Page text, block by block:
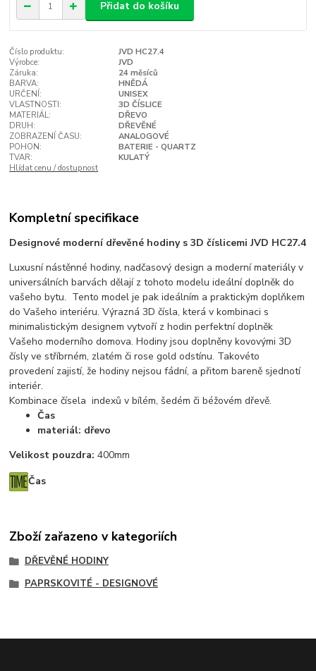
Přidat do košíku
Číslo produktu:
JVD HC27.4
Výrobce:
JVD
Záruka:
24 měsíců
BARVA:
HNĚDÁ
URČENÍ:
UNISEX
VLASTNOSTI:
3D ČÍSLICE
MATERIÁL:
DŘEVO
DRUH:
DŘEVĚNÉ
ZOBRAZENÍ ČASU:
ANALOGOVÉ
POHON:
BATERIE - QUARTZ
TVAR:
KULATÝ
Hlídat cenu / dostupnost
Kompletní specifikace
Designové moderní dřevěné hodiny s 3D číslicemi JVD HC27.4
Luxusní nástěnné hodiny, nadčasový design a moderní materiály v
universálních barvách dělají z tohoto modelu ideální doplněk do
vašeho bytu. Tento model je pak ideálním a praktickým doplňkem
do Vašeho interiéru. Výrazná 3D čísla, která v kombinaci s
minimalistickým designem vytvoří z hodin perfektní doplněk
Vašeho moderního domova. Hodiny jsou doplněny kovovými 3D
čísly ve stříbrném, zlatém či rose gold odstínu. Takovéto
provedení zajistí, že hodiny nejsou fádní, a přitom bareně sjednotí
interiér.
Kombinace čísela indexů v bílém, šedém či béžovém dřevě.
Čas
materiál: dřevo
Velikost pouzdra: 400mm
Čas
Zboží zařazeno v kategoriích
DŘEVĚNÉ HODINY
PAPRSKOVITÉ - DESIGNOVÉ